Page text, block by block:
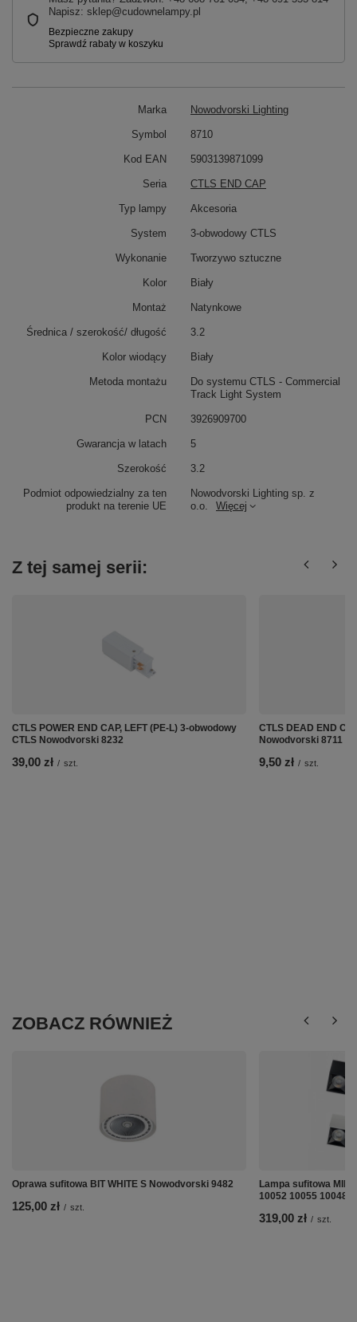
Napisz: sklep@cudownelampy.pl
Marka Nowodvorski Lighting
Podmiot odpowiedzialny za ten
produkt na terenie UE
Nowodvorski Lighting sp. z
o.o.
Więcej
Symbol 8710
Kod EAN 5903139871099
Seria CTLS END CAP
Typ lampy Akcesoria
System 3-obwodowy CTLS
Wykonanie Tworzywo sztuczne
Kolor Biały
Montaż Natynkowe
Średnica / szerokość/ długość 3.2
Kolor wiodący Biały
Metoda montażu
Do systemu CTLS - Commercial
Track Light System
PCN 3926909700
Gwarancja w latach 5
Szerokość 3.2
Z tej samej serii:
CTLS POWER END CAP, LEFT (PE-L) 3-obwodowy
CTLS Nowodvorski 8232
39,00 zł / szt.
CTLS DEAD END
Nowodvorski 8711
9,50 zł / szt.
ZOBACZ RÓWNIEŻ
Oprawa sufitowa BIT WHITE S Nowodvorski 9482
125,00 zł / szt.
Lampa sufitowa
10052 10055 10048
319,00 zł / szt.